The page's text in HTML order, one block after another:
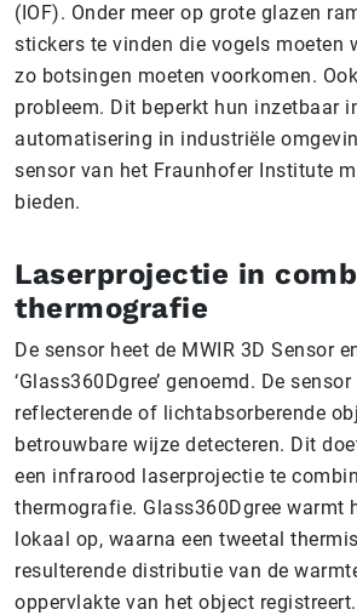
(IOF). Onder meer op grote glazen
stickers te vinden die vogels moeten
zo botsingen moeten voorkomen.
probleem. Dit beperkt hun inzetbaar
automatisering in industriële
sensor van het Fraunhofer Institute
bieden.
Laserprojectie in
thermografie
De sensor heet de MWIR 3D Sensor
‘Glass360Dgree’ genoemd. De
reflecterende of lichtabsorberende
betrouwbare wijze detecteren. Dit
een infrarood laserprojectie te
thermografie. Glass360Dgree warmt
lokaal op, waarna een tweetal
resulterende distributie van de
oppervlakte van het object